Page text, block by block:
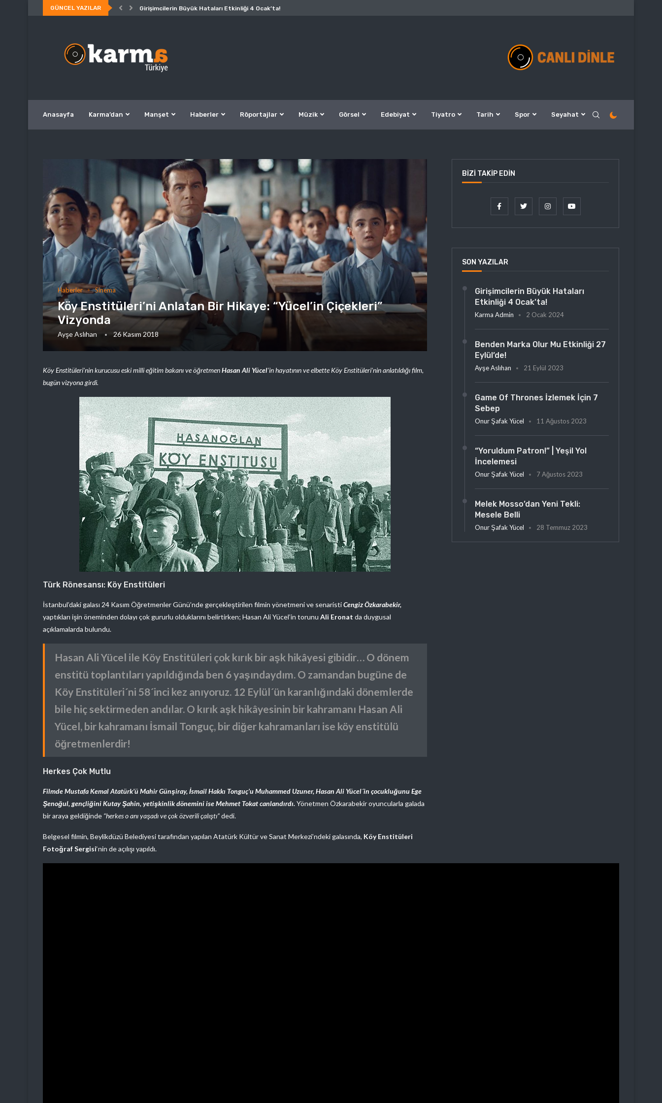
GÜNCEL YAZILAR Girişimcilerin Büyük Hataları Etkinliği 4 Ocak’ta!
Anasayfa Karma’dan Manşet Haberler Röportajlar Müzik Görsel Edebiyat Tiyatro Tarih Spor Seyahat
Haberler Sinema
Köy Enstitüleri’ni Anlatan Bir Hikaye: “Yücel’in Çiçekleri”
Vizyonda
Ayşe Aslıhan 26 Kasım 2018
Köy Enstitüleri’nin kurucusu eski milli eğitim bakanı ve öğretmenHasan Ali Yücel‘in hayatının ve elbette Köy Enstitüleri’nin anlatıldığı film,
bugün vizyona girdi.
Türk Rönesansı: Köy Enstitüleri
İstanbul’daki galası 24 Kasım Öğretmenler Günü’nde gerçekleştirilen filmin yönetmeni ve senaristiCengiz Özkarabekir,
yaptıkları işin öneminden dolayı çok gururlu olduklarını belirtirken; Hasan Ali Yücel’in torunu Ali Eronat da duygusal
açıklamalarda bulundu.
Hasan Ali Yücel ile Köy Enstitüleri çok kırık bir aşk hikâyesi gibidir… O dönem
enstitü toplantıları yapıldığında ben 6 yaşındaydım. O zamandan bugüne de
Köy Enstitüleri´ni 58´inci kez anıyoruz. 12 Eylül´ün karanlığındaki dönemlerde
bile hiç sektirmeden andılar. O kırık aşk hikâyesinin bir kahramanı Hasan Ali
Yücel, bir kahramanı İsmail Tonguç, bir diğer kahramanları ise köy enstitülü
öğretmenlerdir!
Herkes Çok Mutlu
Filmde Mustafa Kemal Atatürk’ü Mahir Günşiray, İsmail Hakkı Tonguç’u Muhammed Uzuner, Hasan Ali Yücel´in çocukluğunu Ege
Şenoğul, gençliğini Kutay Şahin, yetişkinlik dönemini ise Mehmet Tokat canlandırdı.Yönetmen Özkarabekir oyuncularla galada
bir araya geldiğinde “herkes o anı yaşadı ve çok özverili çalıştı”dedi.
Belgesel filmin, Beylikdüzü Belediyesi tarafından yapılan Atatürk Kültür ve Sanat Merkezi’ndeki galasında, Köy Enstitüleri
Fotoğraf Sergisi‘nin de açılışı yapıldı.
BIZI TAKIP EDIN
SON YAZILAR
Girişimcilerin Büyük Hataları
Etkinliği 4 Ocak’ta!
Karma Admin 2 Ocak 2024
Benden Marka Olur Mu Etkinliği 27
Eylül’de!
Ayşe Aslıhan 21 Eylül 2023
Game Of Thrones İzlemek İçin 7
Sebep
Onur Şafak Yücel 11 Ağustos 2023
“Yoruldum Patron!” | Yeşil Yol
İncelemesi
Onur Şafak Yücel 7 Ağustos 2023
Melek Mosso’dan Yeni Tekli:
Mesele Belli
Onur Şafak Yücel 28 Temmuz 2023